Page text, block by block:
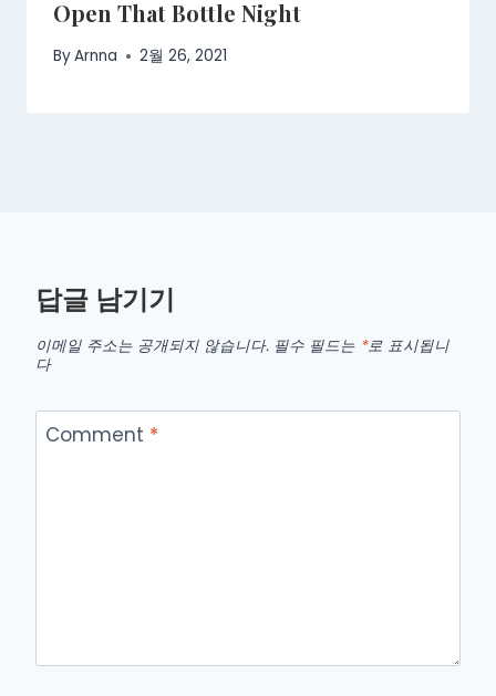
Open That Bottle Night
ByArnna 2월 26, 2021
답글 남기기
이메일 주소는 공개되지 않습니다. 필수 필드는 *로 표시됩니
다
Comment *